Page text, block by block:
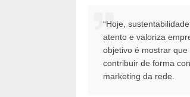
“Hoje,
atento e valoriza
objetivo é mostrar
contribuir de forma
marketing da rede.